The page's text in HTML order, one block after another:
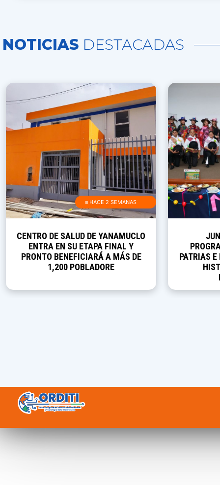
NOTICIAS DESTACADAS
≡ HACE 2 SEMANAS
CENTRO DE SALUD DE YANAMUCLO
ENTRA EN SU ETAPA FINAL Y
PRONTO BENEFICIARÁ A MÁS DE
1,200 POBLADORE
PATRIAS